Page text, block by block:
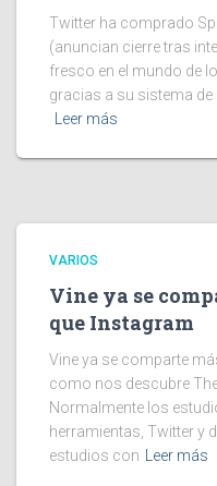
Twitter ha comprado
(anuncian cierre tras
fresco en el mundo de
gracias a su sistema
Leer más
VARIOS
Vine ya se
que Instagram
Vine ya se comparte
como nos descubre
Normalmente los
herramientas, Twitter y
estudios con
Leer más